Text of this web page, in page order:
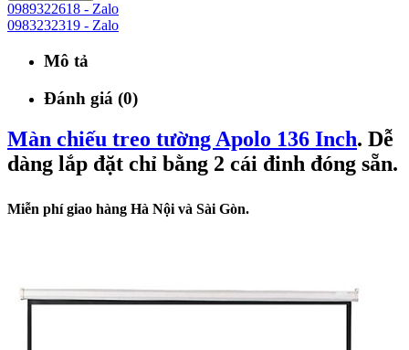
0989322618 - Zalo
0983232319 - Zalo
Mô tả
Đánh giá (0)
Màn chiếu treo tường Apolo 136 Inch. Dễ
dàng lắp đặt chỉ bằng 2 cái đinh đóng sẵn.
Miễn phí giao hàng Hà Nội và Sài Gòn.